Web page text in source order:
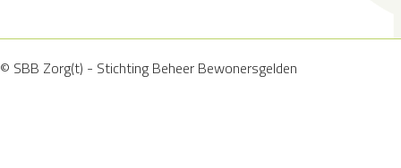
© SBB Zorg(t) - Stichting Beheer Bewonersgelden